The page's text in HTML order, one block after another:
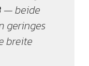
— beide
geringes
breite